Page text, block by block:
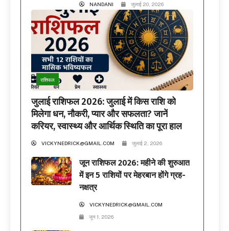
NANDANI जुलाई 20, 2026
राशिफल
जुलाई राशिफल 2026: जुलाई में किस राशि को
मिलेगा धन, नौकरी, प्यार और सफलता? जानें
करियर, स्वास्थ्य और आर्थिक स्थिति का पूरा हाल
VICKYNEDRICK@GMAIL.COM जुलाई 2, 2026
जून राशिफल 2026: महीने की शुरुआत
में इन 5 राशियों पर मेहरबान होंगे ग्रह-
नक्षत्र
VICKYNEDRICK@GMAIL.COM
जून 1, 2026